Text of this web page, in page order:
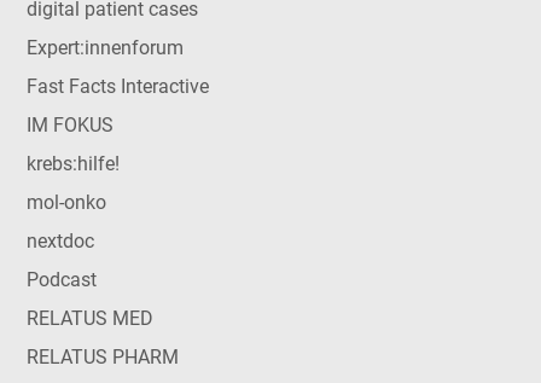
digital patient cases
Expert:innenforum
Fast Facts Interactive
IM FOKUS
krebs:hilfe!
mol-onko
nextdoc
Podcast
RELATUS MED
RELATUS PHARM